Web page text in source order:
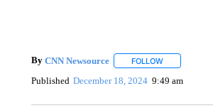
By CNN Newsource FOLLOWFOLLOW ""
Published December 18, 2024 9:49 am